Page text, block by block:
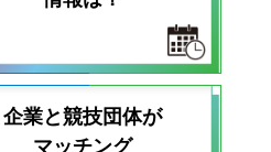
企業と競技団体が
マッチング